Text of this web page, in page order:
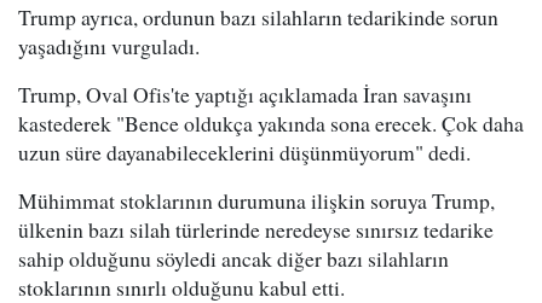
Trump ayrıca, ordunun bazı silahların tedarikinde sorun
yaşadığını vurguladı.
Trump, Oval Ofis'te yaptığı açıklamada İran savaşını
kastederek "Bence oldukça yakında sona erecek. Çok daha
uzun süre dayanabileceklerini düşünmüyorum" dedi.
Mühimmat stoklarının durumuna ilişkin soruya Trump,
ülkenin bazı silah türlerinde neredeyse sınırsız tedarike
sahip olduğunu söyledi ancak diğer bazı silahların
stoklarının sınırlı olduğunu kabul etti.